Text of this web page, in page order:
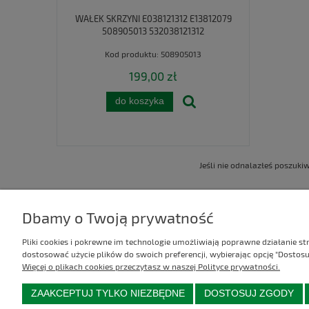
WAŁEK SKRZYNI E038121312 E13812079
508905013 532038121312
Kod produktu: 508905013
199,00 zł
do koszyka
Jeśli nie odnalazłeś
AGREL
98-300 Wieluń
Regulamin
Zwroty i reklamacje
Dbamy o Twoją prywatność
Pliki cookies i pokrewne im technologie umożliwiają poprawne działanie
dostosować użycie plików do swoich preferencji, wybierając opcję
Więcej o plikach cookies przeczytasz w naszej Polityce prywatności.
ZAAKCEPTUJ TYLKO NIEZBĘDNE DOSTOSUJ ZGODY